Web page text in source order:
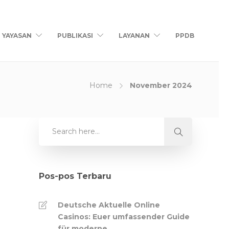
YAYASAN PUBLIKASI LAYANAN PPDB
Home November 2024
Pos-pos Terbaru
Deutsche Aktuelle Online
Casinos: Euer umfassender Guide